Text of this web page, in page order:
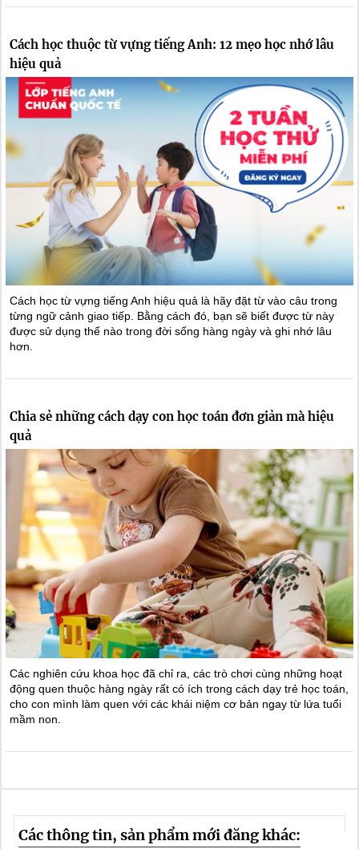
Cách học thuộc từ vựng tiếng Anh: 12 mẹo học nhớ lâu
hiệu quả
Cách học từ vựng tiếng Anh hiệu quả là hãy đặt từ vào câu trong
từng ngữ cảnh giao tiếp. Bằng cách đó, bạn sẽ biết được từ này
được sử dụng thế nào trong đời sống hàng ngày và ghi nhớ lâu
hơn.
Chia sẻ những cách dạy con học toán đơn giản mà hiệu
quả
Các nghiên cứu khoa học đã chỉ ra, các trò chơi cùng những hoạt
động quen thuộc hàng ngày rất có ích trong cách dạy trẻ học toán,
cho con mình làm quen với các khái niệm cơ bản ngay từ lứa tuổi
mầm non.
Các thông tin, sản phẩm mới đăng khác: